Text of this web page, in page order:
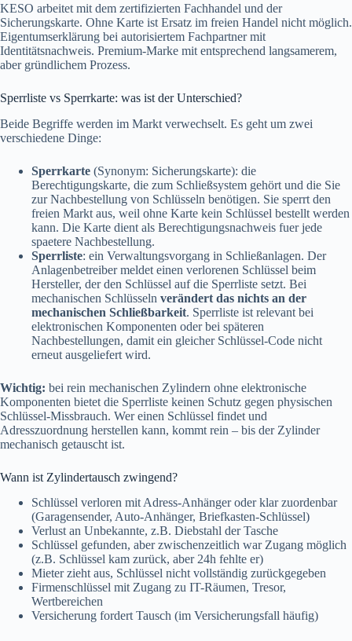
KESO arbeitet mit dem zertifizierten Fachhandel und der
Sicherungskarte. Ohne Karte ist Ersatz im freien Handel nicht möglich.
Eigentumserklärung bei autorisiertem Fachpartner mit
Identitätsnachweis. Premium-Marke mit entsprechend langsamerem,
aber gründlichem Prozess.
Sperrliste vs Sperrkarte: was ist der Unterschied?
Beide Begriffe werden im Markt verwechselt. Es geht um zwei
verschiedene Dinge:
Sperrkarte (Synonym: Sicherungskarte): die
Berechtigungskarte, die zum Schließsystem gehört und die Sie
zur Nachbestellung von Schlüsseln benötigen. Sie sperrt den
freien Markt aus, weil ohne Karte kein Schlüssel bestellt werden
kann. Die Karte dient als Berechtigungsnachweis fuer jede
spaetere Nachbestellung.
Sperrliste: ein Verwaltungsvorgang in Schließanlagen. Der
Anlagenbetreiber meldet einen verlorenen Schlüssel beim
Hersteller, der den Schlüssel auf die Sperrliste setzt. Bei
mechanischen Schlüsseln verändert das nichts an der
mechanischen Schließbarkeit. Sperrliste ist relevant bei
elektronischen Komponenten oder bei späteren
Nachbestellungen, damit ein gleicher Schlüssel-Code nicht
erneut ausgeliefert wird.
Wichtig: bei rein mechanischen Zylindern ohne elektronische
Komponenten bietet die Sperrliste keinen Schutz gegen physischen
Schlüssel-Missbrauch. Wer einen Schlüssel findet und
Adresszuordnung herstellen kann, kommt rein – bis der Zylinder
mechanisch getauscht ist.
Wann ist Zylindertausch zwingend?
Schlüssel verloren mit Adress-Anhänger oder klar zuordenbar
(Garagensender, Auto-Anhänger, Briefkasten-Schlüssel)
Verlust an Unbekannte, z.B. Diebstahl der Tasche
Schlüssel gefunden, aber zwischenzeitlich war Zugang möglich
(z.B. Schlüssel kam zurück, aber 24h fehlte er)
Mieter zieht aus, Schlüssel nicht vollständig zurückgegeben
Firmenschlüssel mit Zugang zu IT-Räumen, Tresor,
Wertbereichen
Versicherung fordert Tausch (im Versicherungsfall häufig)